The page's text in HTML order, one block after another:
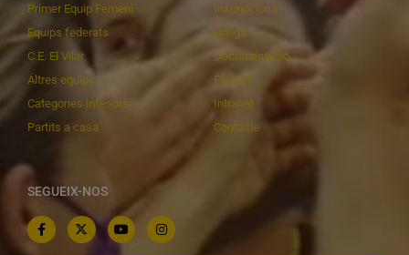
Primer Equip Femení
Equips federats
C.E. El Vilar
Altres equips
Categories inferiors
Partits a casa
Inscripcions
Botiga
Documentació
Playoff
Intranet
Contacte
SEGUEIX-NOS